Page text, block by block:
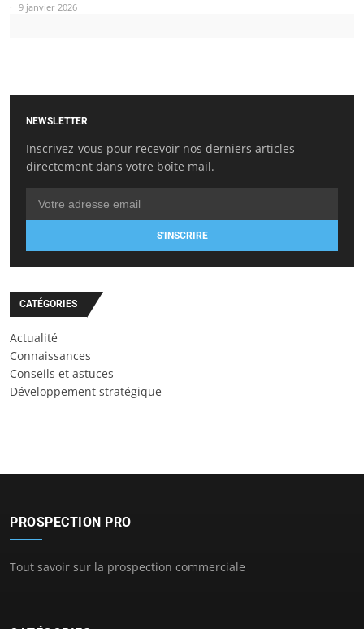
9 janvier 2026
NEWSLETTER
Inscrivez-vous pour recevoir nos derniers articles
directement dans votre boîte mail.
S'INSCRIRE
CATÉGORIES
Actualité
Connaissances
Conseils et astuces
Développement stratégique
PROSPECTION PRO
Tout savoir sur la prospection commerciale